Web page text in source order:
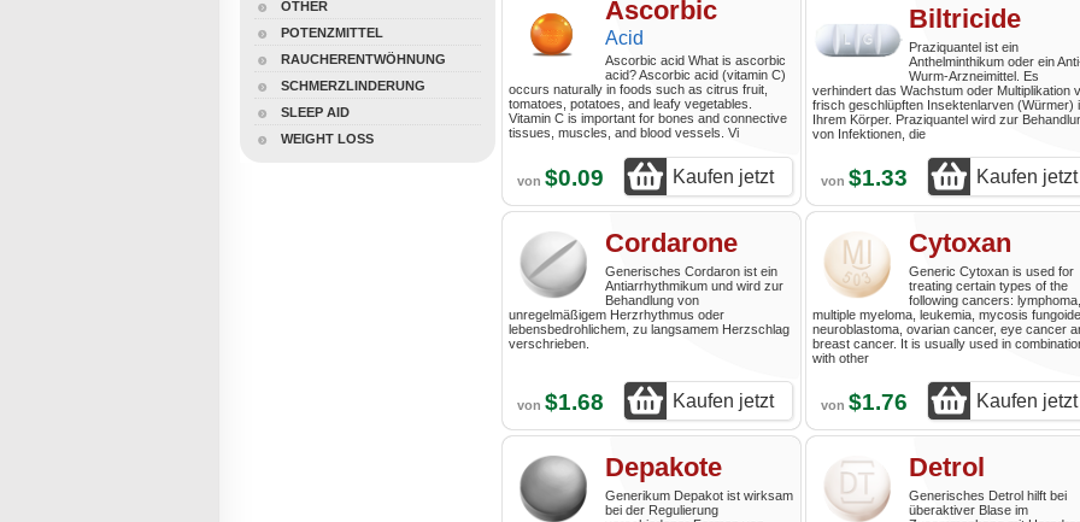
OTHER
POTENZMITTEL
RAUCHERENTWÖHNUNG
SCHMERZLINDERUNG
SLEEP AID
WEIGHT LOSS
Ascorbic
Acid
Ascorbic acid What is ascorbic
acid? Ascorbic acid (vitamin C)
occurs naturally in foods such as citrus fruit,
tomatoes, potatoes, and leafy vegetables.
Vitamin C is important for bones and connective
tissues, muscles, and blood vessels. Vi
von $0.09 Kaufen jetzt
Biltricide
Praziquantel ist ein
Anthelminthikum oder ein
Wurm-Arzneimittel. Es
verhindert das Wachstum oder Multiplikation
frisch geschlüpften Insektenlarven (Würmer)
Ihrem Körper. Praziquantel wird zur
von Infektionen, die
von $1.33 Kaufen jetzt
Cordarone
Generisches Cordaron ist ein
Antiarrhythmikum und wird zur
Behandlung von
unregelmäßigem Herzrhythmus oder
lebensbedrohlichem, zu langsamem Herzschlag
verschrieben.
von $1.68 Kaufen jetzt
Cytoxan
Generic Cytoxan is used for
treating certain types of the
following cancers: lymphoma,
multiple myeloma, leukemia, mycosis
neuroblastoma, ovarian cancer, eye cancer
breast cancer. It is usually used in
with other
von $1.76 Kaufen jetzt
Depakote
Generikum Depakot ist wirksam
bei der Regulierung
Detrol
Generisches Detrol hilft bei
überaktiver Blase im